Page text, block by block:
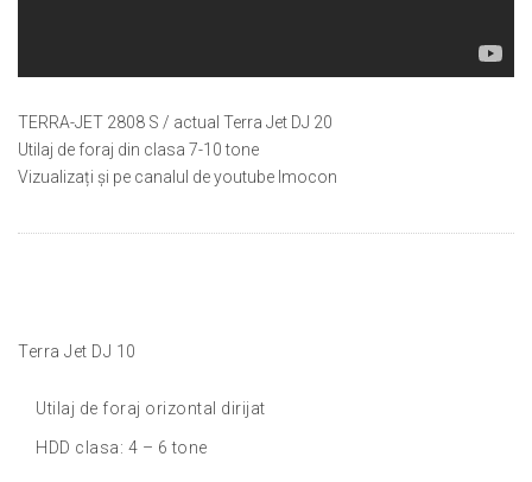
TERRA-JET 2808 S / actual Terra Jet DJ 20
Utilaj de foraj din clasa 7-10 tone
Vizualizați și pe canalul de youtube Imocon
Terra Jet DJ 10
Utilaj de foraj orizontal dirijat
HDD clasa: 4 – 6 tone